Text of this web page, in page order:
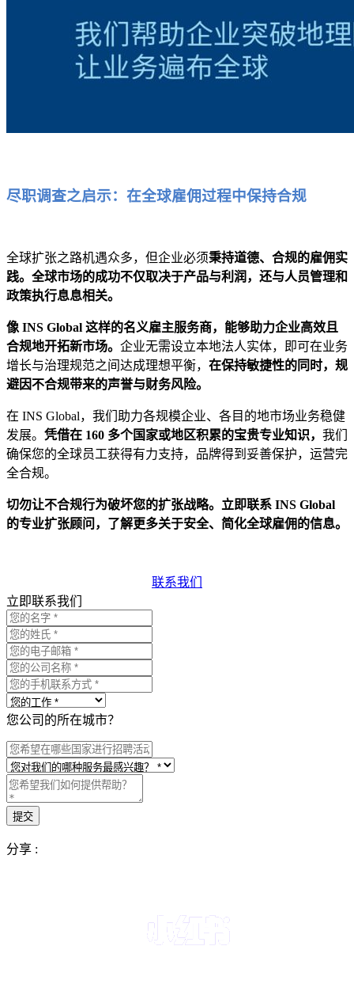
尽职调查之启示：在全球雇佣过程中保持合规
全球扩张之路机遇众多，但企业必须秉持道德、合规的雇佣实
践。全球市场的成功不仅取决于产品与利润，还与人员管理和
政策执行息息相关。
像 INS Global 这样的名义雇主服务商，能够助力企业高效且
合规地开拓新市场。 企业无需设立本地法人实体，即可在业务
增长与治理规范之间达成理想平衡， 在保持敏捷性的同时，规
避因不合规带来的声誉与财务风险。
在 INS Global，我们助力各规模企业、各目的地市场业务稳健
发展。 凭借在 160 多个国家或地区积累的宝贵专业知识， 我们
确保您的全球员工获得有力支持，品牌得到妥善保护，运营完
全合规。
切勿让不合规行为破坏您的扩张战略。立即联系 INS Global
的专业扩张顾问，了解更多关于安全、简化全球雇佣的信息。
联系我们
立即联系我们
您公司的所在城市？
分享 :